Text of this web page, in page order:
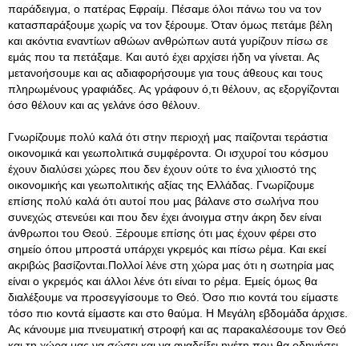
παράδειγμα, ο πατέρας Εφραίμ. Πέσαμε όλοι πάνω του να τον
κατασπαράξουμε χωρίς να τον ξέρουμε. Όταν όμως πετάμε βέλη
και ακόντια εναντίων αθώων ανθρώπων αυτά γυρίζουν πίσω σε
εμάς που τα πετάξαμε. Και αυτό έχει αρχίσει ήδη να γίνεται. Ας
μετανοήσουμε και ας αδιαφορήσουμε για τους άθεους και τους
πληρωμένους γραφιάδες. Ας γράφουν ό,τι θέλουν, ας εξοργίζονται
όσο θέλουν και ας γελάνε όσο θέλουν.
Γνωρίζουμε πολύ καλά ότι στην περιοχή μας παίζονται τεράστια
οικονομικά και γεωπολιτικά συμφέροντα. Οι ισχυροί του κόσμου
έχουν διαλύσει χώρες που δεν έχουν ούτε το ένα χιλιοστό της
οικονομικής και γεωπολιτικής αξίας της Ελλάδας. Γνωρίζουμε
επίσης πολύ καλά ότι αυτοί που μας βάλανε στο σωλήνα που
συνεχώς στενεύει και που δεν έχει άνοιγμα στην άκρη δεν είναι
άνθρωποι του Θεού. Ξέρουμε επίσης ότι μας έχουν φέρει στο
σημείο όπου μπροστά υπάρχει γκρεμός και πίσω ρέμα. Και εκεί
ακριβώς βασίζονται.Πολλοί λένε στη χώρα μας ότι η σωτηρία μας
είναι ο γκρεμός και άλλοι λένε ότι είναι το ρέμα. Εμείς όμως θα
διαλέξουμε να προσεγγίσουμε το Θεό. Όσο πιο κοντά του είμαστε
τόσο πιο κοντά είμαστε και στο θαύμα. Η Μεγάλη εβδομάδα άρχισε.
Ας κάνουμε μια πνευματική στροφή και ας παρακαλέσουμε τον Θεό